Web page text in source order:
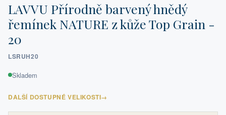
LAVVU Přírodně barvený hnědý
řemínek NATURE z kůže Top Grain -
20
LSRUH20
Skladem
DALŠÍ DOSTUPNÉ VELIKOSTI→